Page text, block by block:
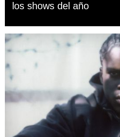
los shows del año